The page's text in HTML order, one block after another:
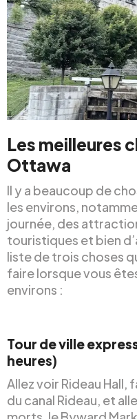
Les meilleures
Ottawa
Il y a beaucoup de
les environs,
journée, des
touristiques et bien
liste de trois choses
faire lorsque vous
environs :
Tour de ville
heures)
Allez voir Rideau Hall,
du canal Rideau, et